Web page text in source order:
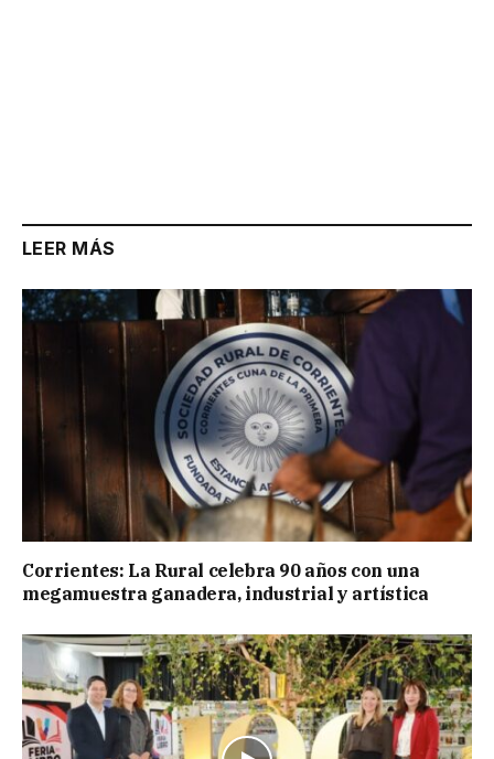
LEER MÁS
Corrientes: La Rural celebra 90 años con una
megamuestra ganadera, industrial y artística